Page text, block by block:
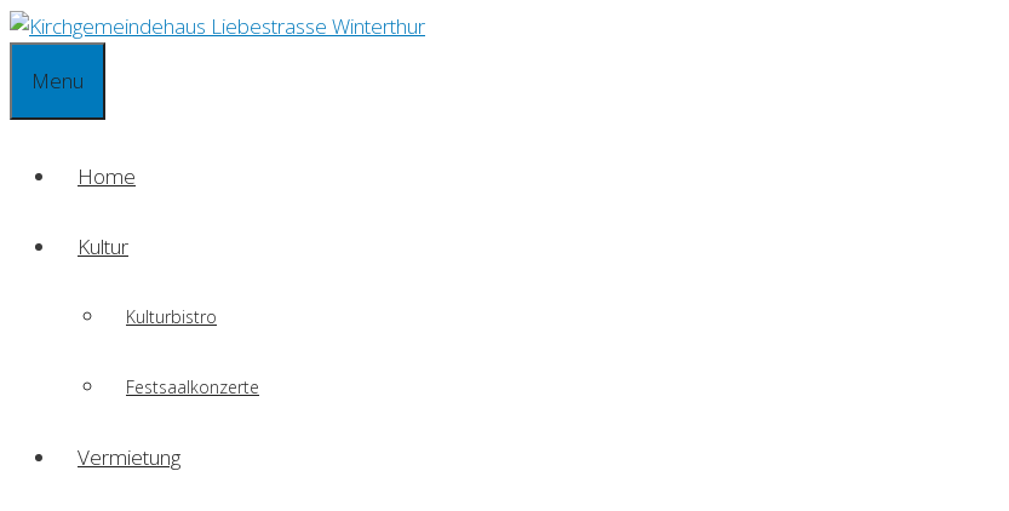
Springe
Inhalt
Menu
Home
Kultur
Kulturbistro
Festsaalkonzerte
Vermietung